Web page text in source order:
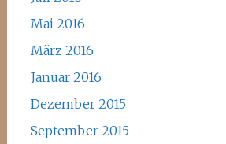
Mai 2016
März 2016
Januar 2016
Dezember 2015
September 2015